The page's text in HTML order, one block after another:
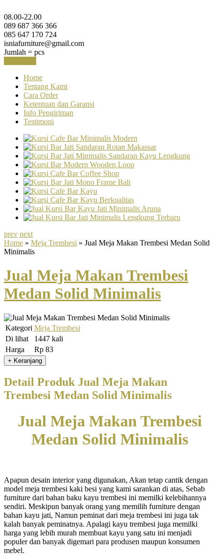
08.00-22.00
089 687 366 366
085 647 170 724
isniafurniture@gmail.com
Jumlah = pcs
Home
Tentang Kami
Cara Order
Ketentuan dan Garansi
Info Pengiriman
Testimoni
prev next
Home » Meja Trembesi » Jual Meja Makan Trembesi Medan Solid
Minimalis
Jual Meja Makan Trembesi
Medan Solid Minimalis
Kategori Meja Trembesi
Di lihat
1447 kali
Harga
Rp 83
Detail Produk Jual Meja Makan
Trembesi Medan Solid Minimalis
Jual Meja Makan Trembesi
Medan Solid Minimalis
Apapun desain interior yang digunakan, Akan tetap cantik dengan
model meja trembesi kaki besi yang kami sarankan di atas, Sebab
furniture dari bahan baku kayu trembesi ini memilki kelebihannya
sendiri. Meskipun banyak orang yang memilih furniture dengan
bahan kayu jati, Namun peminat dari meja trembesi ini juga tak
kalah banyak peminatnya. Apalagi kayu trembesi juga memilki
harga yang lebih murah membuat kayu yang satu ini menjadi
populer dan banyak digemari para produsen maupun konsumen
mebel.